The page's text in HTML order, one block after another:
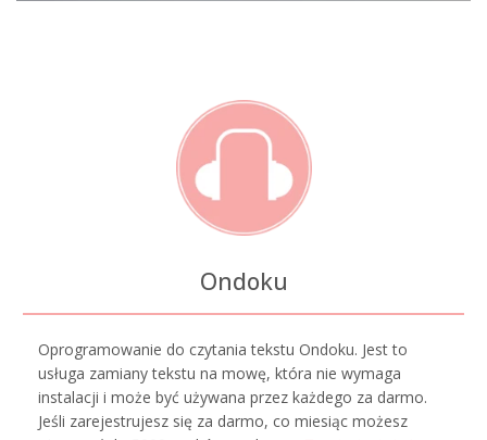
Ondoku
Oprogramowanie do czytania tekstu Ondoku. Jest to
usługa zamiany tekstu na mowę, która nie wymaga
instalacji i może być używana przez każdego za darmo.
Jeśli zarejestrujesz się za darmo, co miesiąc możesz